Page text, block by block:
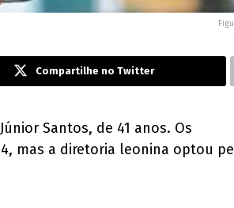
Compartilhe no Twitter
Santos, de 41 anos. Os
mas a diretoria leonina optou